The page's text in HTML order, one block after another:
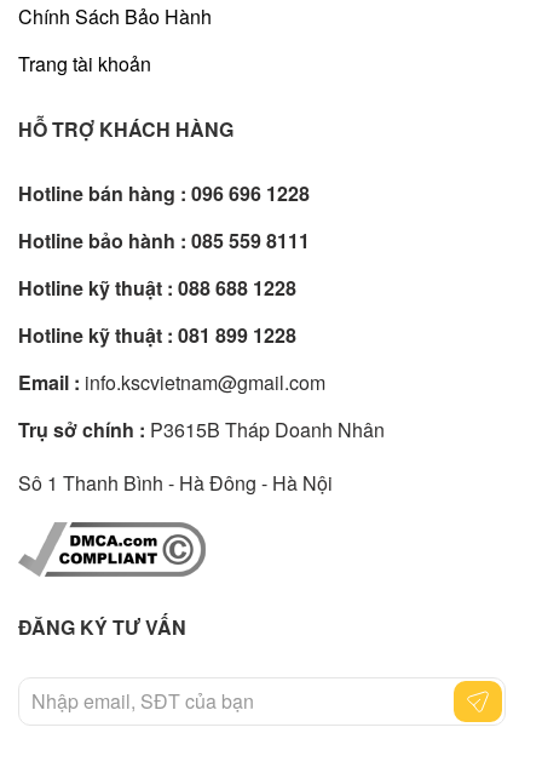
Chính Sách Bảo Hành
Trang tài khoản
HỖ TRỢ KHÁCH HÀNG
Hotline bán hàng : 096 696 1228
Hotline bảo hành : 085 559 8111
Hotline kỹ thuật : 088 688 1228
Hotline kỹ thuật : 081 899 1228
Email : info.kscvietnam@gmail.com
Trụ sở chính : P3615B Tháp Doanh Nhân
Sô 1 Thanh Bình - Hà Đông - Hà Nội
ĐĂNG KÝ TƯ VẤN